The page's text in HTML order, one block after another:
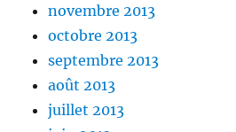
novembre 2013
octobre 2013
septembre 2013
août 2013
juillet 2013